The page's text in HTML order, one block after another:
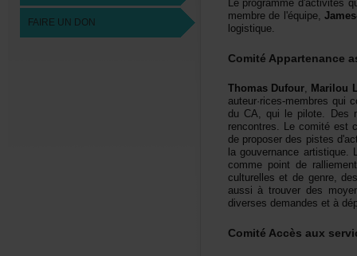
FAIREUNDON
membredel'équipe,
logistique.
ThomasDufour,
auteur·rices-